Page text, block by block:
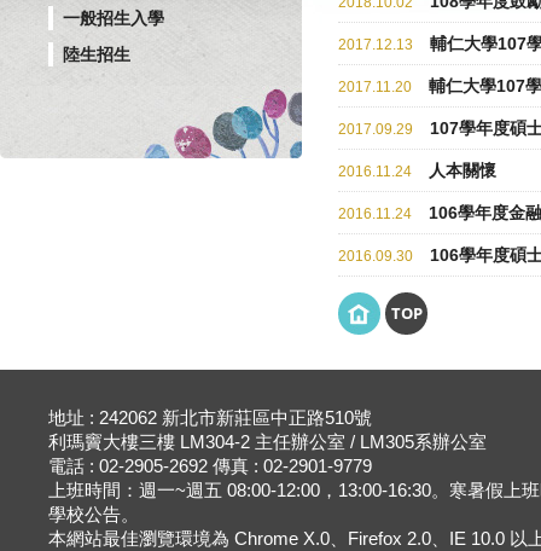
一般招生入學
陸生招生
2017.12.13 輔仁大學107
2017.11.20 輔仁大學107
2017.09.29 107學年度碩
2016.11.24 人本關懷
2016.11.24 106學年度金
2016.09.30 106學年度碩
TOP
地址 : 242062 新北市新莊區中正路510號
利瑪竇大樓三樓 LM304-2 主任辦公室 / LM305系辦公室
電話 : 02-2905-2692 傳真 : 02-2901-9779
上班時間：週一~週五 08:00-12:00，13:00-16:30。寒暑假上
學校公告。
本網站最佳瀏覽環境為 Chrome X.0、Firefox 2.0、IE 10.0 以